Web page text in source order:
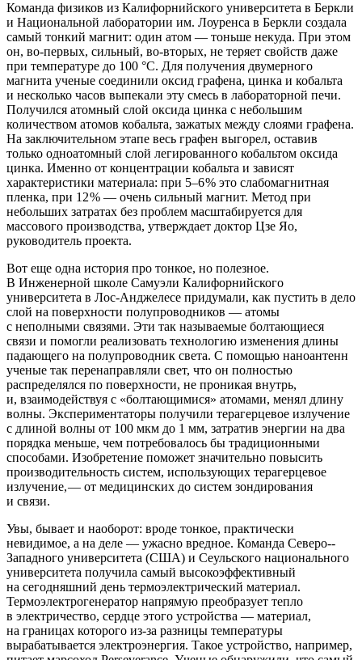
Команда физиков из Калифорнийского университета в Беркли
и Национальной лаборатории им. Лоуренса в Беркли создала
самый тонкий магнит: один атом — ​тоньше некуда. При этом
он, во-первых, сильный, во-вторых, не теряет свойств даже
при температуре до 100 °C. Для получения двумерного
магнита ученые соединили оксид графена, цинка и кобальта
и несколько часов выпекали эту смесь в лабораторной печи.
Получился атомный слой оксида цинка с небольшим
количеством атомов кобальта, зажатых между слоями графена.
На заключительном этапе весь графен выгорел, оставив
только одноатомный слой легированного кобальтом оксида
цинка. Именно от концентрации кобальта и зависят
характеристики материала: при 5–6 % это слабомагнитная
пленка, при 12 % — ​очень сильный магнит. Метод при
небольших затратах без проблем масштабируется для
массового производства, утверждает доктор Цзе Яо,
руководитель проекта.
Вот еще одна история про тонкое, но полезное.
В Инженерной школе Самуэли Калифорнийского
университета в Лос-­Анджелесе придумали, как пустить в дело
слой на поверхности полупроводников — ​атомы
с неполными связями. Эти так называемые болтающиеся
связи и помогли реализовать технологию изменения длины
падающего на полупроводник света. С помощью наноантенн
ученые так перенаправляли свет, что он полностью
распределялся по поверхности, не проникая внутрь,
и, взаимодействуя с «болтающимися» атомами, менял длину
волны. Экспериментаторы получили терагерцевое излучение
с длиной волны от 100 мкм до 1 мм, затратив энергии на два
порядка меньше, чем потребовалось бы традиционными
способами. Изобретение поможет значительно повысить
производительность систем, использующих терагерцевое
излучение, — ​от медицинских до систем зондирования
и связи.
Увы, бывает и наоборот: вроде тонкое, практически
невидимое, а на деле — ​ужасно вредное. Команда Северо-­
Западного университета (США) и Сеульского национального
университета получила самый высокоэффективный
на сегодняшний день термоэлектрический материал.
Термоэлектрогенератор напрямую преобразует тепло
в электричество, сердце этого устройства — ​материал,
на границах которого из-за разницы температуры
вырабатывается электроэнергия. Такое устройство, например,